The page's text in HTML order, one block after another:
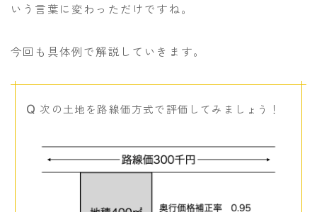
いう言葉に変わっただけですね。
今回も具体例で解説していきます。
次の土地を路線価方式で評価してみましょう！